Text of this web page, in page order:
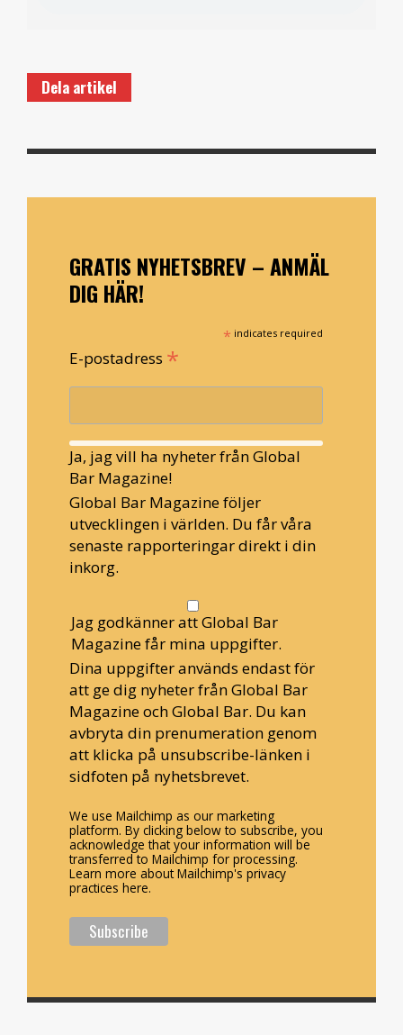
Dela artikel
GRATIS NYHETSBREV – ANMÄL
DIG HÄR!
* indicates required
E-postadress *
Ja, jag vill ha nyheter från Global
Bar Magazine!
Global Bar Magazine följer
utvecklingen i världen. Du får våra
senaste rapporteringar direkt i din
inkorg.
Jag godkänner att Global Bar
Magazine får mina uppgifter.
Dina uppgifter används endast för
att ge dig nyheter från Global Bar
Magazine och Global Bar. Du kan
avbryta din prenumeration genom
att klicka på unsubscribe-länken i
sidfoten på nyhetsbrevet.
We use Mailchimp as our marketing
platform. By clicking below to subscribe, you
acknowledge that your information will be
transferred to Mailchimp for processing.
Learn more about Mailchimp's privacy
practices here.